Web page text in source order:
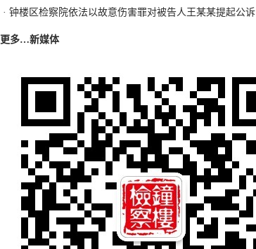
· 钟楼区检察院依法以故意伤害罪对被告人王某某提起公诉
更多…新媒体